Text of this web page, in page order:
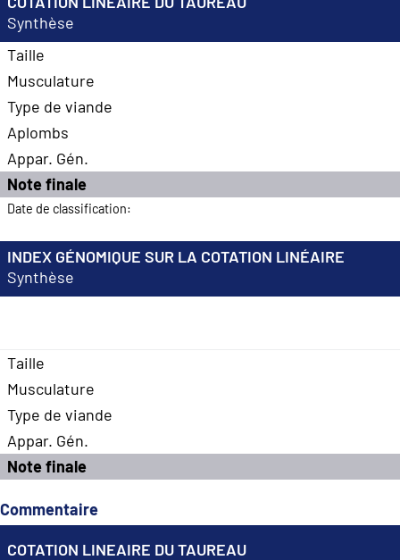
Synthèse
Taille
Musculature
Type de viande
Aplombs
Appar. Gén.
Note finale
Date de classification:
INDEX GÉNOMIQUE SUR LA COTATION LINÉAIRE
Synthèse
Taille
Musculature
Type de viande
Appar. Gén.
Note finale
Commentaire
COTATION LINEAIRE DU TAUREAU